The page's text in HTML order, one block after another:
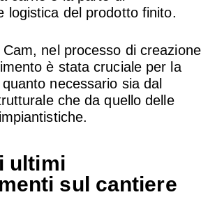
logistica del prodotto finito.
nel processo di creazione
è stata cruciale per la
necessario sia dal
che da quello delle
ultimi
sul cantiere